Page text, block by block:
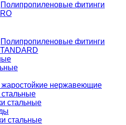
Полипропиленовые фитинги
Полипропиленовые фитинги
нержавеющие
стальные
стальные